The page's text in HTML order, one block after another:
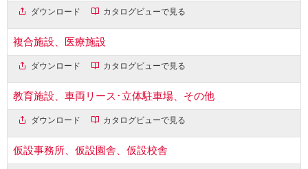
ダウンロード カタログビューで見る
複合施設、医療施設
ダウンロード カタログビューで見る
教育施設、車両リース･立体駐車場、その他
ダウンロード カタログビューで見る
仮設事務所、仮設園舎、仮設校舎